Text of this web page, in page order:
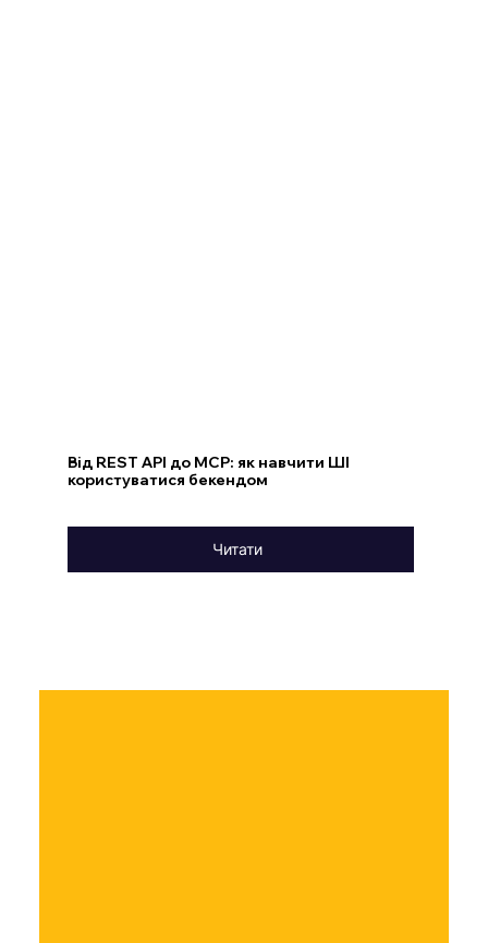
Від REST API до MCP: як навчити ШІ
користуватися бекендом
Читати